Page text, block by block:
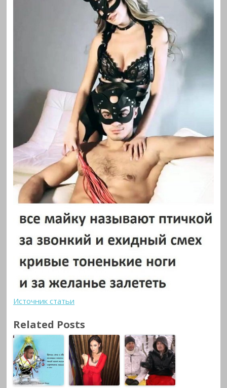
Источник статьи
Related Posts